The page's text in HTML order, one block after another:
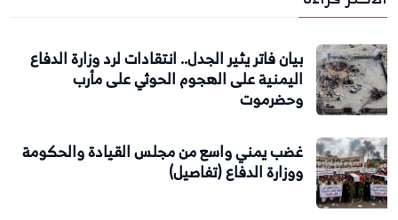
بيان فاتر يثير الجدل.. انتقادات لرد وزارة الدفاع
اليمنية على الهجوم الحوثي على مأرب
وحضرموت
غضب يمني واسع من مجلس القيادة والحكومة
ووزارة الدفاع (تفاصيل)